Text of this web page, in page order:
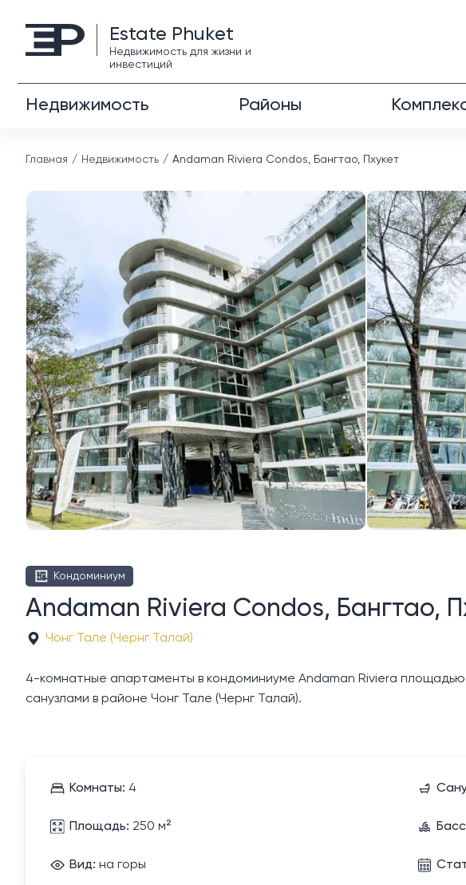
Estate Phuket
Недвижимость для жизни и
инвестиций
Недвижимость Районы
Главная Недвижимость Andaman Riviera Condos, Бангтао, Пхукет
Кондоминиум
Andaman Riviera Condos, Бангтао,
Чонг Тале (Чернг Талай)
4-комнатные апартаменты в кондоминиуме Andaman Riviera
санузлами в районе Чонг Тале (Чернг Талай).
Комнаты: 4
Площадь: 250 м²
Вид: на горы